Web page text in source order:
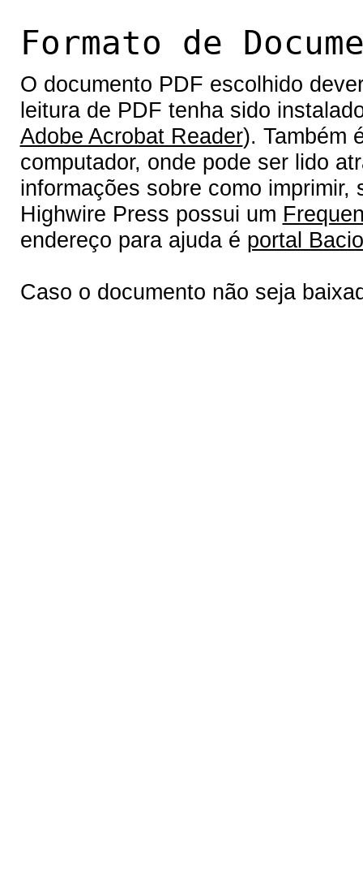
Formato de
O documento PDF escolhido
leitura de PDF tenha sido
Adobe Acrobat Reader). Também
computador, onde pode ser lido
informações sobre como
Highwire Press possui um
endereço para ajuda é portal
Caso o documento não seja